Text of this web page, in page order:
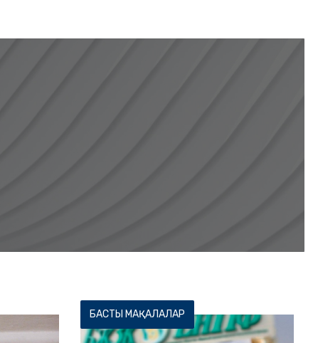
БАСТЫ МАҚАЛАЛАР